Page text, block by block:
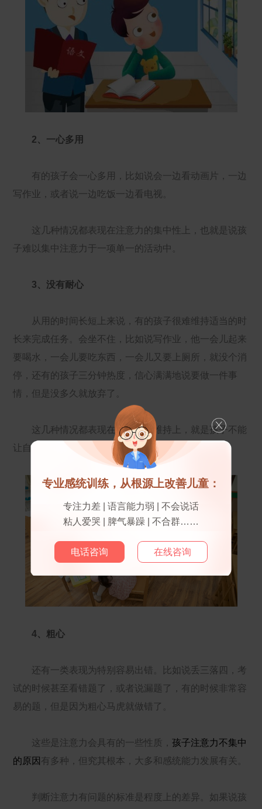
2、一心多用
有的孩子会一心多用，比如说会一边看动画片，一边
写作业，或者说一边吃饭一边看电视。
这几种情况都表现在注意力的集中性上，也就是说孩
子难以集中注意力于一项单一的活动中。
3、没有耐心
从用的时间长短上来说，有的孩子很难维持适当的时
长来完成任务。会坐不住，比如说写作业，他一会儿起来
要喝水，一会儿要吃东西，一会儿又要上厕所，就没个消
停，还有的孩子三分钟热度，信心满满地说要做一件事
情，但是没多久就放弃了。
这几种情况都表现在注意力的维持上，就是孩子不能
让自己的持久地保持在注意当前的任务上。
4、粗心
还有一类表现为特别容易出错。比如说丢三落四，考
试的时候甚至看错题了，或者说漏题了，有的时候非常容
易的题，但是因为粗心马虎就做错了。
这些是注意力会具有的一些性质，孩子注意力不集中
的原因 有多种，但究其根本，大多和感统能力发展有关。
判断注意力有问题的标准是程度上的差异。如果说孩
专业感统训练，从根源上改善儿童：
专注力差 | 语言能力弱 | 不会说话
粘人爱哭 | 脾气暴躁 | 不合群……
电话咨询 在线咨询